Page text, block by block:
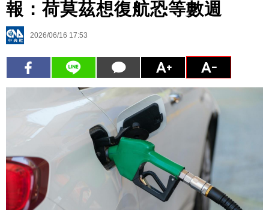
報：荷莫茲想復航恐等數週
2026/06/16 17:53